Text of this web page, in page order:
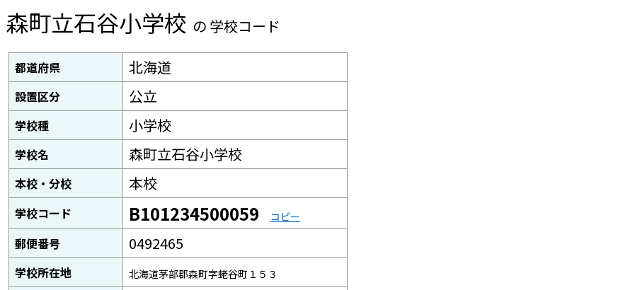
森町立石谷小学校 の 学校コード
都道府県 北海道
設置区分 公立
学校種 小学校
学校名 森町立石谷小学校
本校・分校 本校
学校コード B101234500059 コピー
郵便番号 0492465
学校所在地 北海道茅部郡森町字蛯谷町１５３